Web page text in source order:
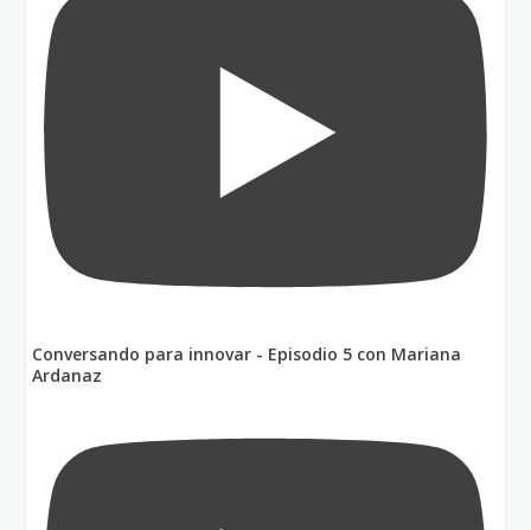
Conversando para innovar - Episodio 5 con Mariana
Ardanaz